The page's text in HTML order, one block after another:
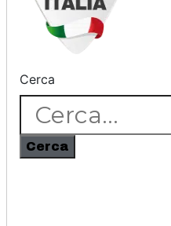
Cerca
Cerca